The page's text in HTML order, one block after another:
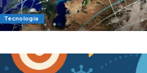
Tecnología